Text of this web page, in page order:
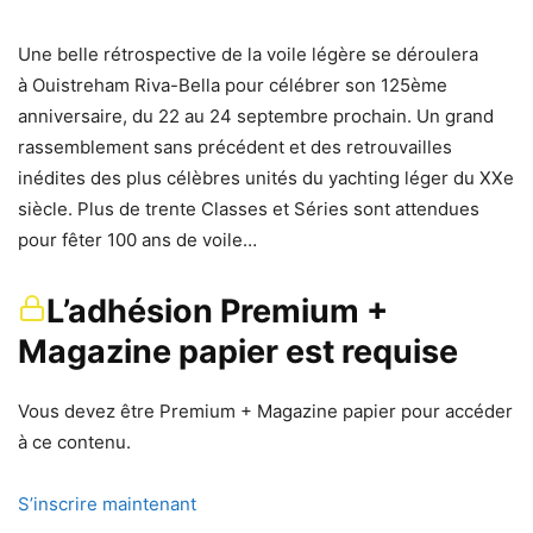
Une belle rétrospective de la voile légère se déroulera
à Ouistreham Riva-Bella pour célébrer son 125ème
anniversaire, du 22 au 24 septembre prochain. Un grand
rassemblement sans précédent et des retrouvailles
inédites des plus célèbres unités du yachting léger du XXe
siècle. Plus de trente Classes et Séries sont attendues
pour fêter 100 ans de voile…
L’adhésion Premium +
Magazine papier est requise
Vous devez être Premium + Magazine papier pour accéder
à ce contenu.
S’inscrire maintenant